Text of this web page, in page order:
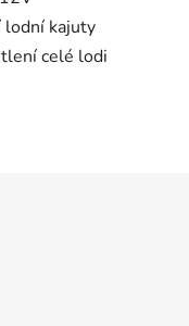
lodní kajuty
celé lodi